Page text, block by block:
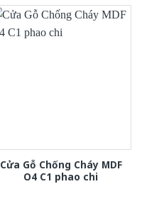
Cửa Gỗ Chống Cháy MDF
O4 C1 phao chi